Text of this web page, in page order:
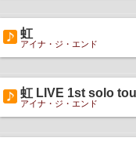
虹
アイナ・ジ・エンド
虹 LIVE 1st solo
アイナ・ジ・エンド